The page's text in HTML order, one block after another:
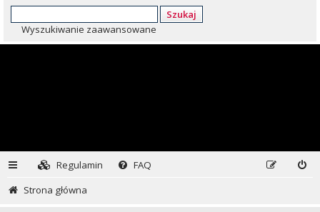
Szukaj
Wyszukiwanie zaawansowane
Regulamin
FAQ
Strona główna